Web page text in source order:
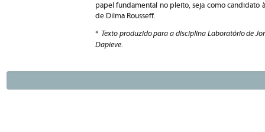
papel fundamental no pleito, seja como candidato
de Dilma Rousseff.
* Texto produzido para a disciplina Laboratório de
Dapieve.